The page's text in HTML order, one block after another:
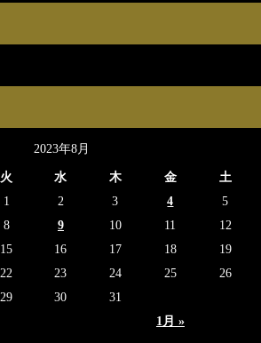
2023年8月
火 水 木 金 土
1月 »
1 2 3 4
5
8 9 10 11
12
15 16 17 18
19
22 23 24 25
26
29 30 31